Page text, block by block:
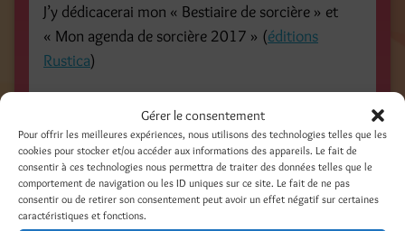
Gérer le consentement
Pour offrir les meilleures expériences, nous utilisons des technologies telles que les
cookies pour stocker et/ou accéder aux informations des appareils. Le fait de
consentir à ces technologies nous permettra de traiter des données telles que le
comportement de navigation ou les ID uniques sur ce site. Le fait de ne pas
consentir ou de retirer son consentement peut avoir un effet négatif sur certaines
caractéristiques et fonctions.
J’y dédicacerai mon « Bestiaire de sorcière » et
« Mon agenda de sorcière 2017 » (éditions
Rustica)